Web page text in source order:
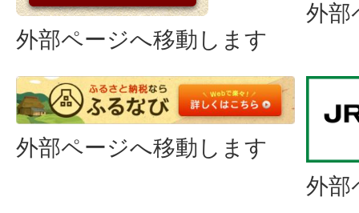
外部ページへ移動します
外部
外部ページへ移動します
外部